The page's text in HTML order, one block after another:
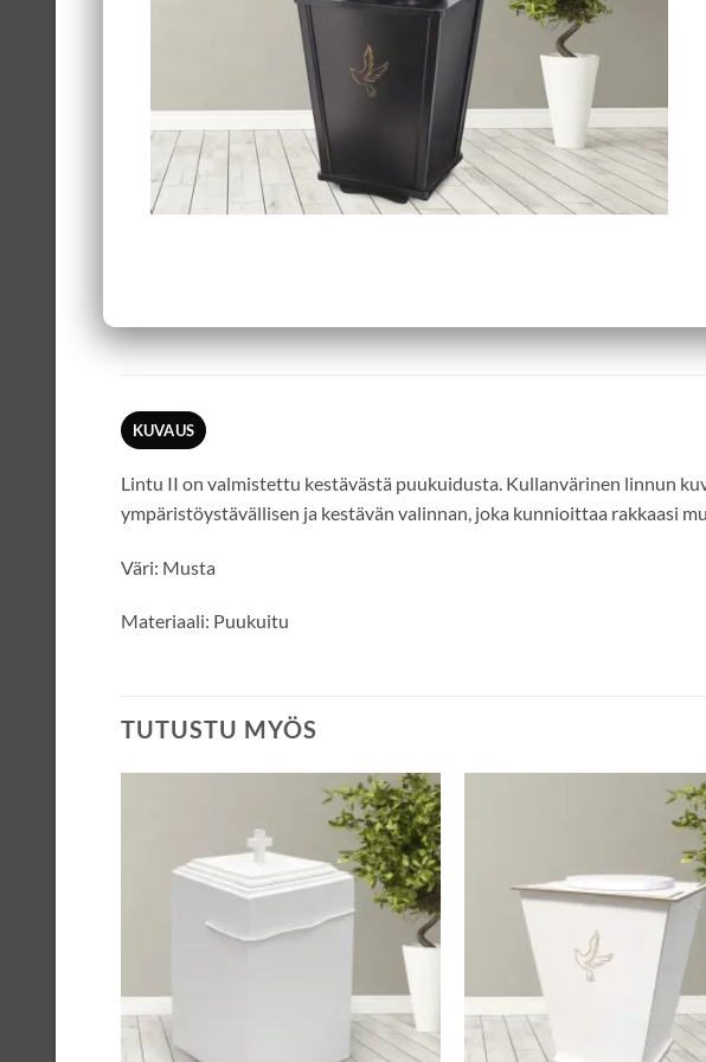
KUVAUS
Lintu II on valmistettu kestävästä puukuidusta. Kullanvärinen linnun
ympäristöystävällisen ja kestävän valinnan, joka kunnioittaa rakkaasi
Väri: Musta
Materiaali: Puukuitu
TUTUSTU MYÖS